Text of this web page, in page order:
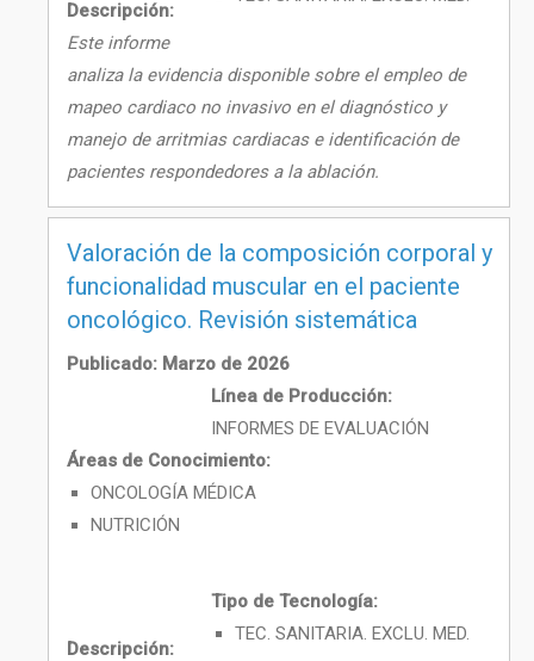
Descripción:
Este informe
analiza la evidencia disponible sobre el empleo de
mapeo cardiaco no invasivo en el diagnóstico y
manejo de arritmias cardiacas e identificación de
pacientes respondedores a la ablación.
Valoración de la composición corporal y
funcionalidad muscular en el paciente
oncológico. Revisión sistemática
Publicado: Marzo de 2026
Línea de Producción:
INFORMES DE EVALUACIÓN
Áreas de Conocimiento:
ONCOLOGÍA MÉDICA
NUTRICIÓN
Tipo de Tecnología:
TEC. SANITARIA. EXCLU. MED.
Descripción: